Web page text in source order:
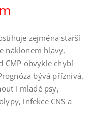
zejména starší
náklonem hlavy,
CMP obvykle chybí
bývá příznivá.
i mladé psy,
infekce CNS a